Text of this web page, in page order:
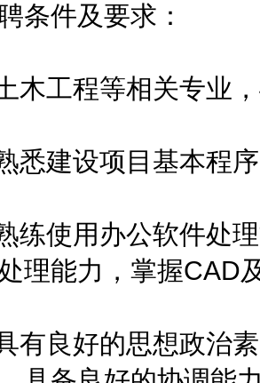
件及要求：
工程等相关专业，
建设项目基本程序
使用办公软件处理
理能力，掌握CAD
良好的思想政治素